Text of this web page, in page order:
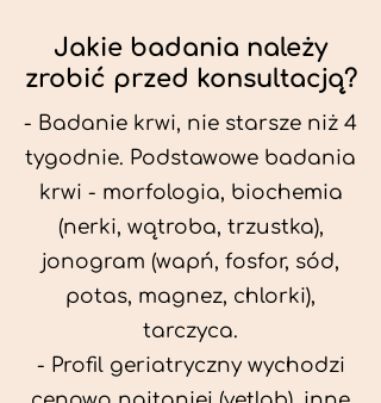
Jakie badania należy
zrobić przed konsultacją?
- Badanie krwi, nie starsze niż 4
tygodnie. Podstawowe badania
krwi - morfologia, biochemia
(nerki, wątroba, trzustka),
jonogram (wapń, fosfor, sód,
potas, magnez, chlorki),
tarczyca.
- Profil geriatryczny wychodzi